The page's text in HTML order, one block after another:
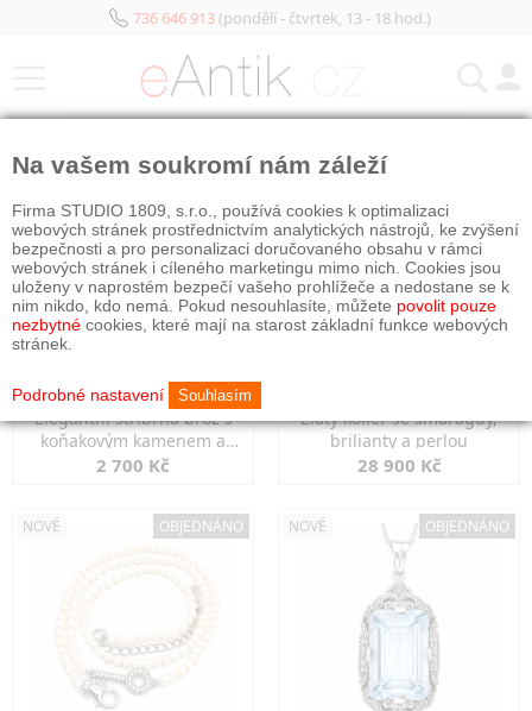
736 646 913(pondělí - čtvrtek, 13 - 18 hod.)
Elegantní stříbrná brož s
koňakovým kamenem a
markazity
2 700 Kč
Zlatý kolier se smaragdy,
brilianty a perlou
28 900 Kč
NOVÉ OBJEDNÁNO NOVÉ OBJEDNÁNO
Na vašem soukromí nám záleží
Firma STUDIO 1809, s.r.o., používá cookies k optimalizaci
webových stránek prostřednictvím analytických nástrojů, ke zvýšení
bezpečnosti a pro personalizaci doručovaného obsahu v rámci
webových stránek i cíleného marketingu mimo nich. Cookies jsou
uloženy v naprostém bezpečí vašeho prohlížeče a nedostane se k
nim nikdo, kdo nemá. Pokud nesouhlasíte, můžete povolit pouze
nezbytné cookies, které mají na starost základní funkce webových
stránek.
Podrobné nastavení Souhlasím